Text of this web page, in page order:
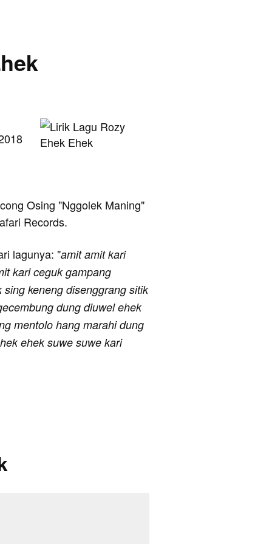
Osing "Nggolek Maning"
Records.
lagunya: "amit amit kari
kari ceguk gampang
keneng disenggrang sitik
dung diuwel ehek
mentolo hang marahi dung
ehek suwe suwe kari